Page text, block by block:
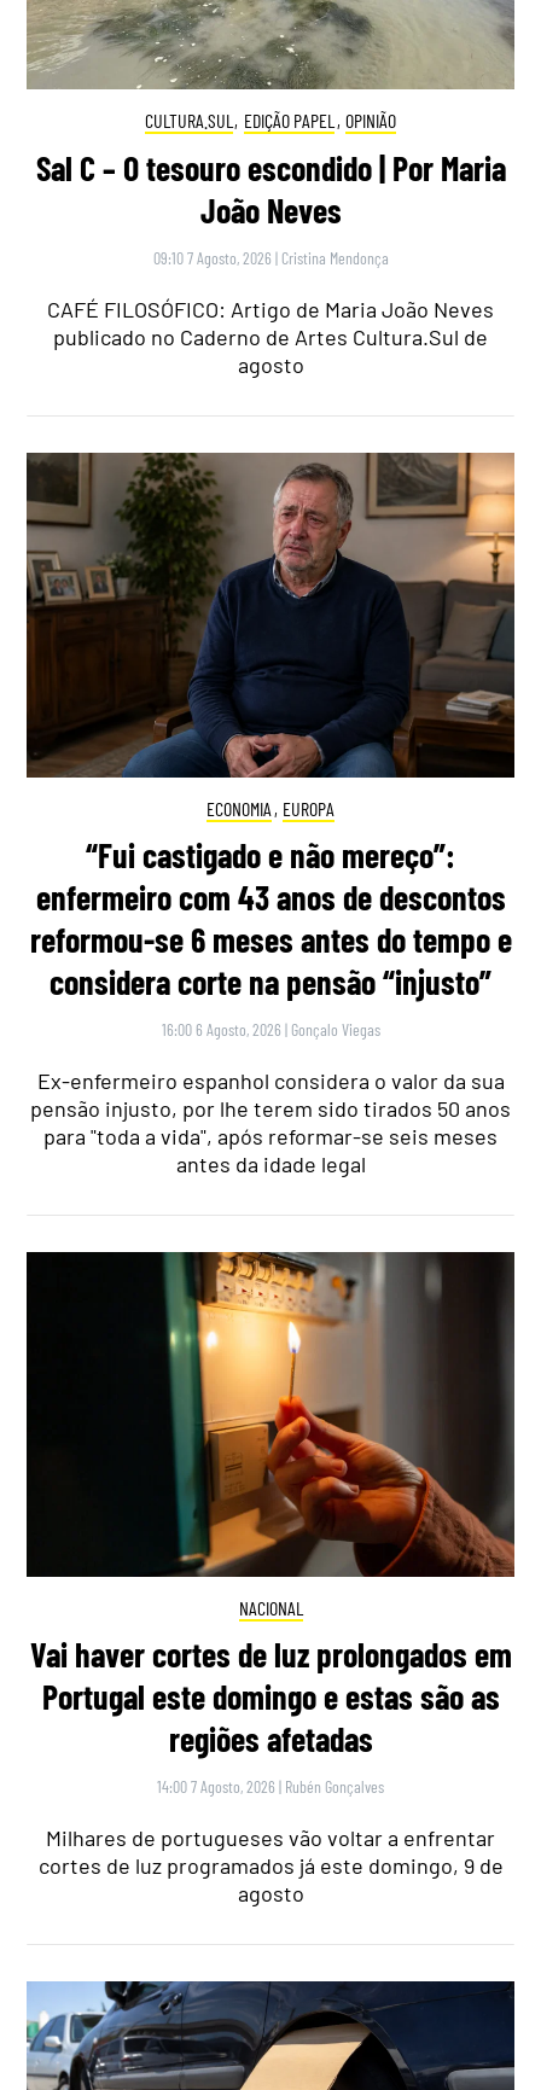
CULTURA.SUL , EDIÇÃO PAPEL , OPINIÃO
Sal C – O tesouro escondido | Por Maria
João Neves
09:10 7 Agosto, 2026 | Cristina Mendonça
CAFÉ FILOSÓFICO: Artigo de Maria João Neves
publicado no Caderno de Artes Cultura.Sul de
agosto
ECONOMIA , EUROPA
“Fui castigado e não mereço”:
enfermeiro com 43 anos de descontos
reformou-se 6 meses antes do tempo e
considera corte na pensão “injusto”
16:00 6 Agosto, 2026 | Gonçalo Viegas
Ex-enfermeiro espanhol considera o valor da sua
pensão injusto, por lhe terem sido tirados 50 anos
para "toda a vida", após reformar-se seis meses
antes da idade legal
NACIONAL
Vai haver cortes de luz prolongados em
Portugal este domingo e estas são as
regiões afetadas
14:00 7 Agosto, 2026 | Rubén Gonçalves
Milhares de portugueses vão voltar a enfrentar
cortes de luz programados já este domingo, 9 de
agosto